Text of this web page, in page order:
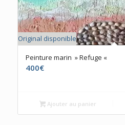
Original disponible
Peinture marin » Refuge «
400€
Ajouter au panier